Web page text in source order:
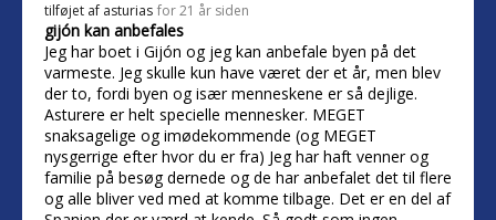
tilføjet af asturias for 21 år siden
gijón kan anbefales
Jeg har boet i Gijón og jeg kan anbefale byen på det
varmeste. Jeg skulle kun have været der et år, men blev
der to, fordi byen og især menneskene er så dejlige.
Asturere er helt specielle mennesker. MEGET
snaksagelige og imødekommende (og MEGET
nysgerrige efter hvor du er fra) Jeg har haft venner og
familie på besøg dernede og de har anbefalet det til flere
og alle bliver ved med at komme tilbage. Det er en del af